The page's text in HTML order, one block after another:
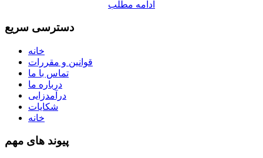
ادامه مطلب
دسترسی سریع
خانه
قوانین و مقررات
تماس با ما
درباره ما
درآمدزایی
شکایات
خانه
پیوند های مهم